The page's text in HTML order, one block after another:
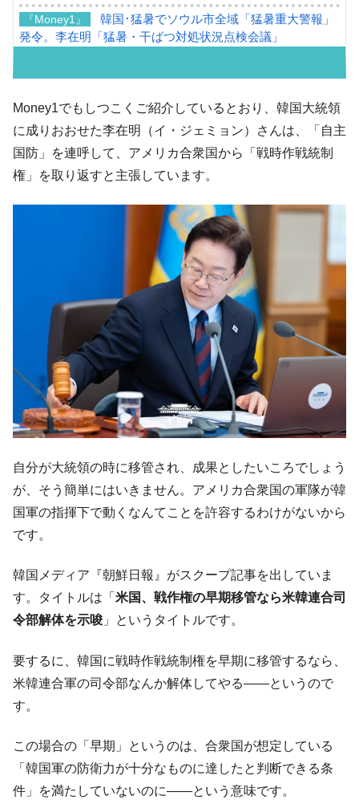
『Money1』
韓国･猛暑でソウル市全域「猛暑重大警報」
発令。李在明「猛暑・干ばつ対処状況点検会議」
07月販売台数は去年のほぼ半分「71台」しか売れなかっ
『Money1』
韓国「信用赦免を何回やっても、何回やっ
落！
韓国K9専用砲弾･装薬自動供給装甲車両･珍
兵器「K10」が改良に乗り出す。
韓国「2026年07月の輸出入」絶好調。半導
体だけで410億ドル、輸出全体の41％もある
韓国･李在明「青年層の雇用状況が悪い。せ
や、若者に起業させよう」⇒ どんな雇用対策だソレ。
『Money1』
【韓国の外貨準備】2026年07月は4,279億ド
ル。外平債の発行「19.4億ドル」
『Money1』
韓国「ここは北朝鮮なのか。選管がサーバ
ーにウソのデータを入力したのは明白だ」
『Money1』
韓国･李在明さっそく不動産対策で浅薄な発
言。
だ。
『Money1』
『韓国銀行』が「金の保有量を増やしま
す」⇒「金を経由するドル入手」手段ではないのか？
『Money1』
韓国･帰ってきた李在明。李在明を支持しな
い「50.5％」に上昇
『Money1』
韓国大統領府ボンクラ政策室長が告発され
断
『Money1』
韓国･警察職員が「丸刈りになって抗議活
動」
中国だけが鉄鋼輸出を異常増加させる ⇒ 中
国の過剰生産が世界を蝕む。
種は全般的「不調」⇒ PSIが示す現況は決して良くない。
Money1でもしつこくご紹介しているとおり、韓国大統領
に成りおおせた李在明（イ・ジェミョン）さんは、「自主
国防」を連呼して、アメリカ合衆国から「戦時作戦統制
権」を取り返すと主張しています。
自分が大統領の時に移管され、成果としたいころでしょう
が、そう簡単にはいきません。アメリカ合衆国の軍隊が韓
国軍の指揮下で動くなんてことを許容するわけがないから
です。
韓国メディア『朝鮮日報』がスクープ記事を出していま
す。タイトルは「 米国、戦作権の早期移管なら米韓連合司
令部解体を示唆 」というタイトルです。
要するに、韓国に戦時作戦統制権を早期に移管するなら、
米韓連合軍の司令部なんか解体してやる――というので
す。
この場合の「早期」というのは、合衆国が想定している
「韓国軍の防衛力が十分なものに達したと判断できる条
件」を満たしていないのに――という意味です。